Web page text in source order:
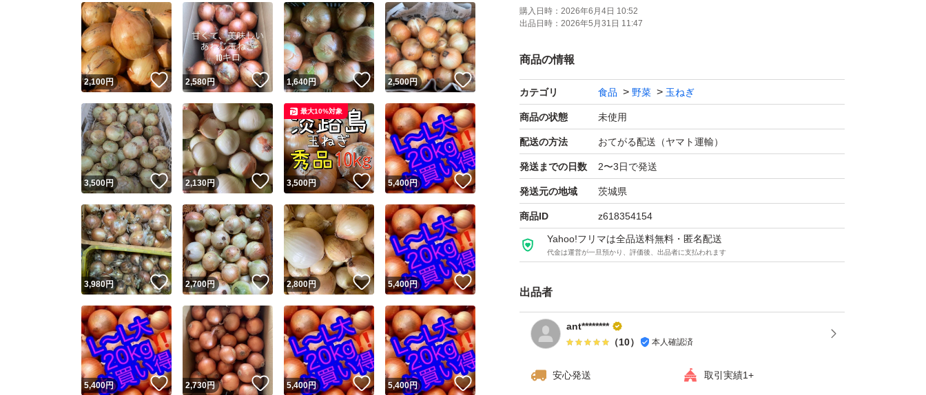
2025月14日茨城新聞掲載されました。
沖洲タマネギ最盛期 甘くて柔らか 関東甲信越へ出荷 茨城・
種類...玉ねぎ
特徴...訳あり, 農家直送, 規格外
量...20kg
購入日時： 2026年6月4日 10:52
出品日時： 2026年5月31日 11:47
商品の情報
カテゴリ 食品 野菜 玉ねぎ
商品の状態 未使用
配送の方法 おてがる配送（ヤマト運輸）
発送までの日数 2〜3日で発送
発送元の地域 茨城県
商品ID z618354154
Yahoo!フリマは全品送料無料・匿名配送
代金は運営が一旦預かり、評価後、出品者に支払われます
出品者
ant********
（10） 本人確認済
安心発送 取引実績1+
2,100円 いいね！
2,580円 いいね！
1,640円 いいね！
2,500円 いいね！
3,500円 いいね！
2,130円 いいね！
3,500円 いいね！
最大10%対象
5,400円 いいね！
3,980円 いいね！
2,700円 いいね！
2,800円 いいね！
5,400円 いいね！
5,400円 いいね！
2,730円 いいね！
5,400円 いいね！
5,400円 いいね！